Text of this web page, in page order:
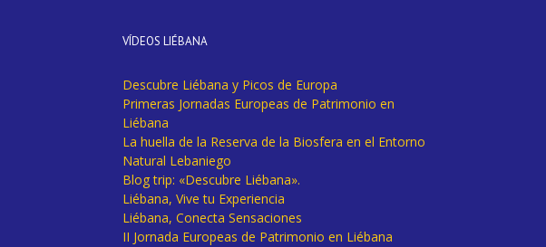
VÍDEOS LIÉBANA
Descubre Liébana y Picos de Europa
Primeras Jornadas Europeas de Patrimonio en
Liébana
La huella de la Reserva de la Biosfera en el Entorno
Natural Lebaniego
Blog trip: «Descubre Liébana».
Liébana, Vive tu Experiencia
Liébana, Conecta Sensaciones
II Jornada Europeas de Patrimonio en Liébana